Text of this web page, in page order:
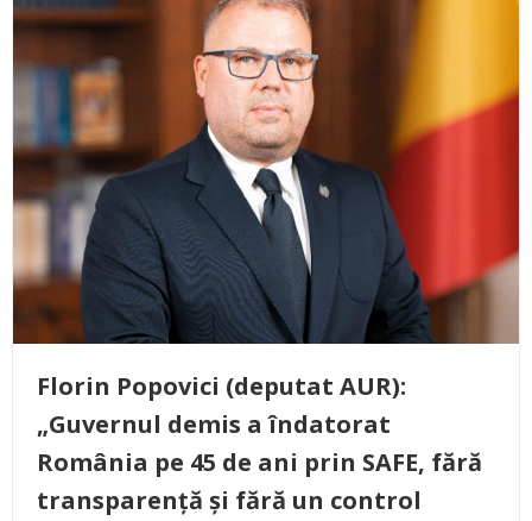
Florin Popovici (deputat AUR):
„Guvernul demis a îndatorat
România pe 45 de ani prin SAFE, fără
transparență și fără un control